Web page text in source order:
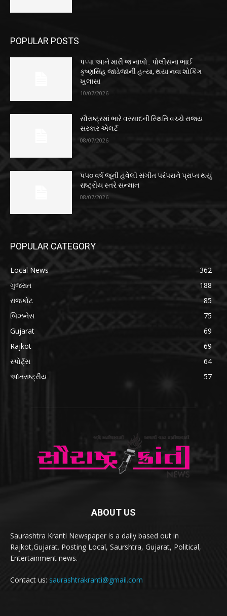
POPULAR POSTS
પપ્પા આને મારી જ નાખો.. પોલીસના ભાઈ
કૃષ્ણસિંહ જાડેજાની હત્યા, થયા નવા શોકિંગ
ખુલાસા
10/07/2026
સૌરાષ્ટ્રમાં ભારે વરસાદની સ્થિતિ વચ્ચે રાજ્ય
સરકાર એલર્ટ
08/07/2026
૫૫૦ વર્ષ જૂની હવેલી સંગીત પરંપરાને પ્રાપ્ત થયું
રાષ્ટ્રીય સ્તરે સન્માન
08/07/2026
POPULAR CATEGORY
Local News
362
ગુજરાત
188
રાજકોટ
85
બિઝનેસ
75
Gujarat
69
Rajkot
69
સ્પોર્ટ્સ
64
આંતરાષ્ટ્રીય
57
ABOUT US
Saurashtra Kranti Newspaper is a daily based out in
Rajkot,Gujarat. Posting Local, Saurshtra, Gujarat, Political,
Entertainment news.
Contact us: saurashtrakranti@gmail.com